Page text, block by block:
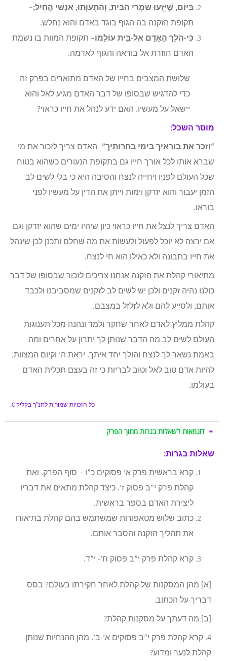
בַּיּוֹם, שֶׁיָּזֻעוּ שֹׁמְרֵי הַבַּיִת, וְהִתְעַוְּתוּ, אַנְשֵׁי הֶחָיִל;–
תקופת הזקנה בה הגוף בוגד באדם והוא נחלש.
כִּי-הֹלֵךְ הָאָדָם אֶל-בֵּית עוֹלָמוֹ – תקופת המוות בו נשמת
האדם חוזרת אל בוראה והגוף לאדמה.
שלושת המצבים בחייו של האדם מתוארים בפרק זה
כדי להדגיש שבסופו של דבר האדם מגיע לאל והוא
יישאל על מעשיו. האם ידע לנהל את חייו כראוי?
מוסר השכל:
“וזכר את בוראיך בימי בחרותיך” -האדם צריך לזכור את מי
שברא אותו לכל אורך חייו גם בתקופת הנעורים כשהוא בטוח
שכל העולם לפניו ויחייה לנצח והסיבה היא כי בלי לשים לב
הזמן יעבור והוא יזדקן וימות וייתן את הדין על מעשיו לפני
בוראו.
האדם צריך לנצל את חייו כראוי כיון שיהיו ימים שהוא יזדקן וגם
אם ירצה לא יוכל לפעול ולעשות את מה שחלם ותכנן לכן שינהל
את חייו בתבונה ולא כאילו הוא חי לנצח.
מתיאורי קהלת את הזקנה אנחנו צריכים לזכור שבסופו של דבר
כולנו נהיה זקנים ולכן יש לשים לב לזקנים שמסביבנו ולכבד
אותם, ולסייע להם ולא לזלזל במצבם.
קהלת ממליץ לאדם לאחר שחקר ולמד ונהנה מכל תענוגות
העולם לשים לב מה הדבר שנותן לך יתרון על אחרים ומה
באמת נשאר לך לנצח והולך יחד איתך. יראת ה’ וקיום המצוות.
להיות אדם טוב לאל וטוב לבריות כי זה בעצם תכלית האדם
בעולמו.
כל הזכויות שמורות לתנ”ך בקליק C.
דוגמאות לשאלות בגרות מתוך הפרק
שאלות בגרות:
קרא בראשית פרק א’ פסוקים כ”ו – סוף הפרק. ואת
קהלת פרק י”ב פסוק ז’. כיצד קהלת מתאים את דבריו
ליצירת האדם בספר בראשית.
כתוב שלוש מטאפורות שמשתמש בהם קהלת בתיאורו
את תהליך הזקנה והסבר אותם.
קרא קהלת פרק י”ב פסוק ח’- י”ד.
[א] מהן המסקנות של קהלת לאחר חקירתו בעולם? בסס
דבריך על הכתוב.
[ב] מה דעתך על מסקנות קהלת?
4. קרא קהלת פרק י”ב פסוקים א’-ב’. מהן ההנחיות שנותן
קהלת לנער ומדוע?